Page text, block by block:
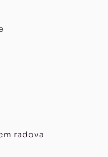
radova